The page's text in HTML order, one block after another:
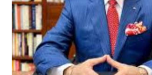
comunitarios indican que el asesino tenía
de sangre y que éste se bañó y de dejó las
ensangrentada tirada en el lugar donde
ó la huida. Éste es solo uno de múltiples
cometidos por haiti...